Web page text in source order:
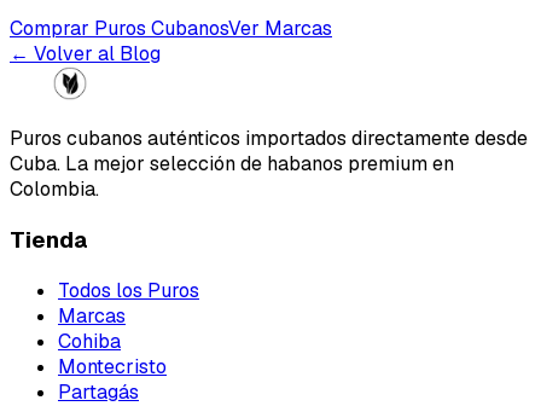
Comprar Puros CubanosVer Marcas
← Volver al Blog
Puros cubanos auténticos importados directamente desde
Cuba. La mejor selección de habanos premium en
Colombia.
Tienda
Todos los Puros
Marcas
Cohiba
Montecristo
Partagás